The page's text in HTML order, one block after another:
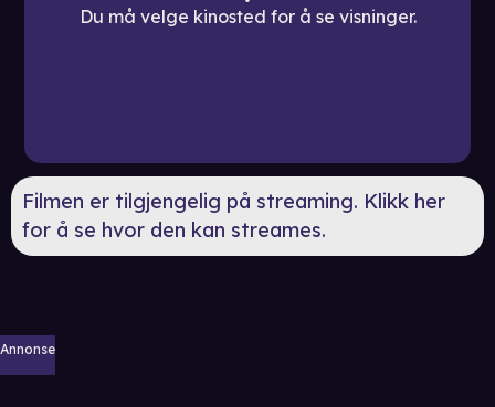
Du må velge kinosted for å se visninger.
Filmen er tilgjengelig på streaming. Klikk her
for å se hvor den kan streames.
Annonse